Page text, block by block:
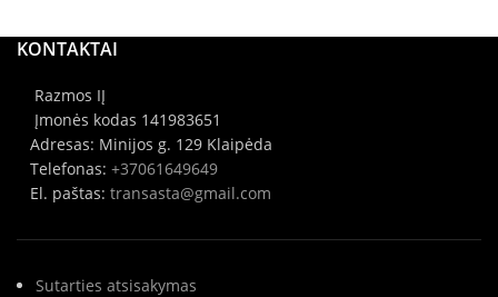
KONTAKTAI
Razmos IĮ
Įmonės kodas 141983651
Adresas: Minijos g. 129 Klaipėda
Telefonas: +37061649649
El. paštas: transasta@gmail.com
Sutarties atsisakymas